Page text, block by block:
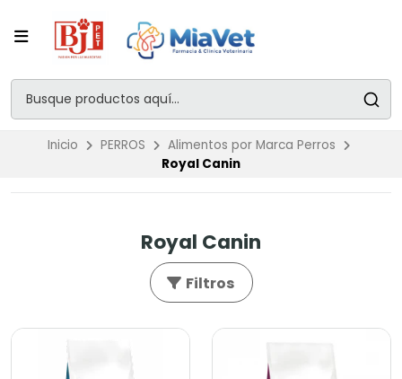
Inicio PERROS
Alimentos por Marca Perros
Royal Canin
Royal Canin
Filtros